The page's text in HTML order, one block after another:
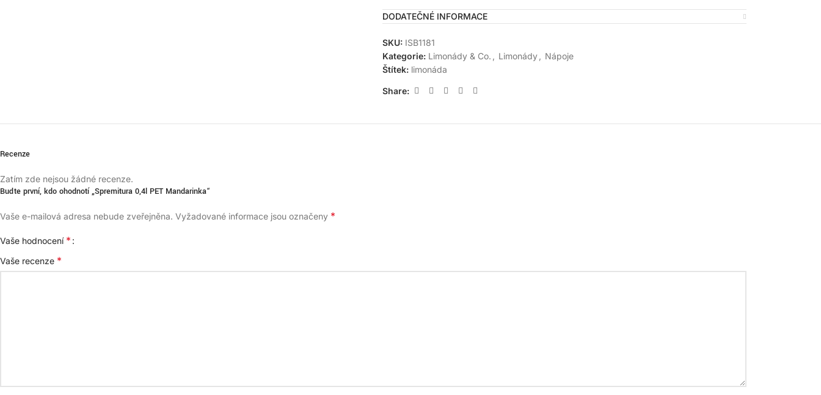
DODATEČNÉ INFORMACE
SKU: ISB1181
Kategorie: Limonády & Co. Limonády
Nápoje
Štítek: limonáda
Share:
Recenze
Zatím zde nejsou žádné recenze.
Buďte první, kdo ohodnotí „Spremitura 0,4l PET Mandarinka“
Vaše e-mailová adresa nebude zveřejněna. Vyžadované informace jsou označeny *
Vaše hodnocení *
Vaše recenze *